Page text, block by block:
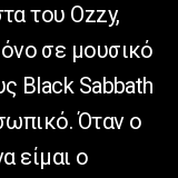
του Ozzy,
σε μουσικό
Black Sabbath
Όταν ο
είμαι ο